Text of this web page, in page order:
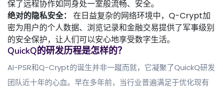
保了远程协作如同身处一室般流畅、安全。
绝对的隐私安全：
在日益复杂的网络环境中，Q-Crypt加
密为用户的个人数据、浏览记录和金融交易提供了军事级别
的安全保护，让人们可以安心地享受数字生活。
QuickQ的研发历程是怎样的？
AI-PSR和Q-Crypt的诞生并非一蹴而就，它凝聚了QuickQ研发
团队近十年的心血。早在多年前，当行业普遍满足于优化现有